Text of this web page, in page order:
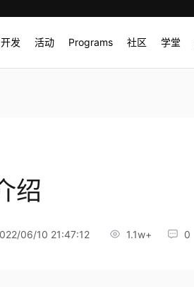
开发 活动 Programs 社区 学堂
绍
06/10 21:47:12 1.1w+ 0